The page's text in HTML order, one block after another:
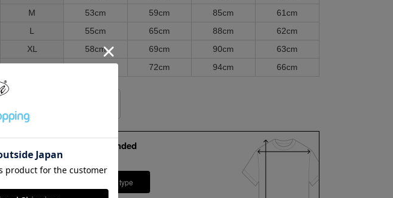
M
53cm 59cm 85cm
61cm
L
55cm 65cm 88cm
62cm
XL
58cm 69cm 90cm
63cm
72cm 94cm 66cm
173cm 70kgRecommended
Find out more on your body type